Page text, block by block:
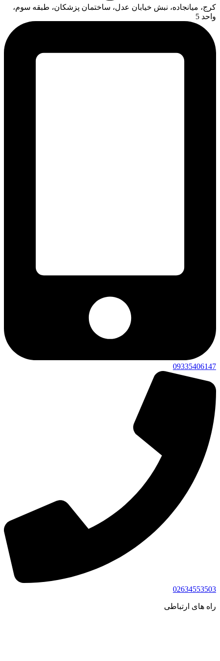
کرج، میانجاده، نبش خیابان عدل، ساختمان پزشکان، طبقه سوم،
واحد 5
09335406147
02634553503
راه های ارتباطی